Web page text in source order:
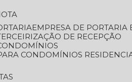
EMPRESA DE PORTARIA
TERCEIRIZAÇÃO DE RECEPÇÃO
CONDOMÍNIOS